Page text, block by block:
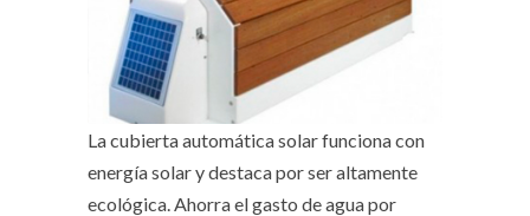
La cubierta automática solar funciona con
energía solar y destaca por ser altamente
ecológica. Ahorra el gasto de agua por